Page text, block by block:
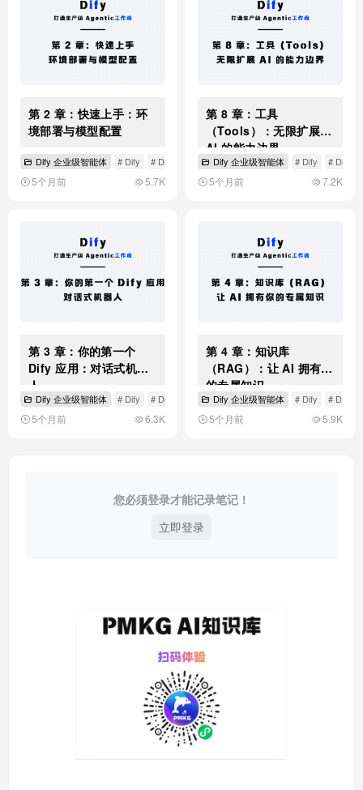
第 2 章：快速上手：环
境部署与模型配置
Dify 企业级智能体 # Dify # Dify环境部署与模型配置
5个月前 5.7K
第 8 章：工具
（Tools）：无限扩展
AI 的能力边界
Dify 企业级智能体 # Dify # Dify工
5个月前 7.2K
第 3 章：你的第一个
Dify 应用：对话式机器
人
Dify 企业级智能体 # Dify # Dify 应用：对话式机器人
5个月前 6.3K
第 4 章：知识库
（RAG）：让 AI 拥有你
的专属知识
Dify 企业级智能体 # Dify # DIfy
5个月前 5.9K
您必须登录才能记录笔记！
立即登录